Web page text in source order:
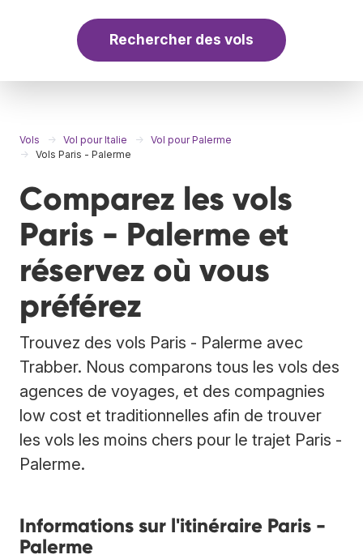
Rechercher des vols
Vols Vol pour Italie
Vol pour Palerme
Vols Paris - Palerme
Comparez les vols
Paris - Palerme et
réservez où vous
préférez
Trouvez des vols Paris - Palerme avec
Trabber. Nous comparons tous les vols des
agences de voyages, et des compagnies
low cost et traditionnelles afin de trouver
les vols les moins chers pour le trajet Paris -
Palerme.
Informations sur l'itinéraire Paris -
Palerme